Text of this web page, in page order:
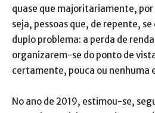
quase que majoritariamente,
seja, pessoas que, de repente,
duplo problema: a perda de
organizarem-se do ponto de
certamente, pouca ou nenhuma
No ano de 2019, estimou-se,